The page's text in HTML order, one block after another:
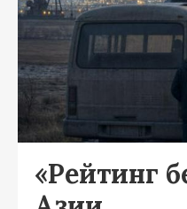
«Рейтинг